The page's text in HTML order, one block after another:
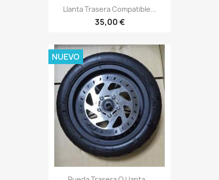
Llanta Trasera Compatible...
35,00 €
NUEVO